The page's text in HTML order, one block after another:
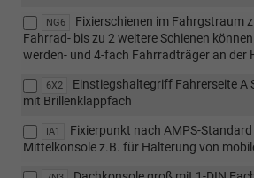
NG6
Fixierschienen im Fahrgstraum
Fahrrad- bis zu 2 weitere Schienen
werden- und 4-fach Fahrradträger an der
6X2
Einstiegshaltegriff Fahrerseite A
mit Brillenklappfach
IA1
Fixierpunkt nach AMPS-
Mittelkonsole z.B. für Halterung von